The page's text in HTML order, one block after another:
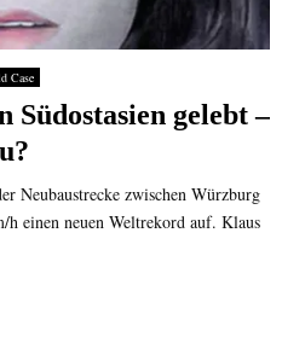
Case
gelebt –
Neubaustrecke zwischen Würzburg
einen neuen Weltrekord auf. Klaus